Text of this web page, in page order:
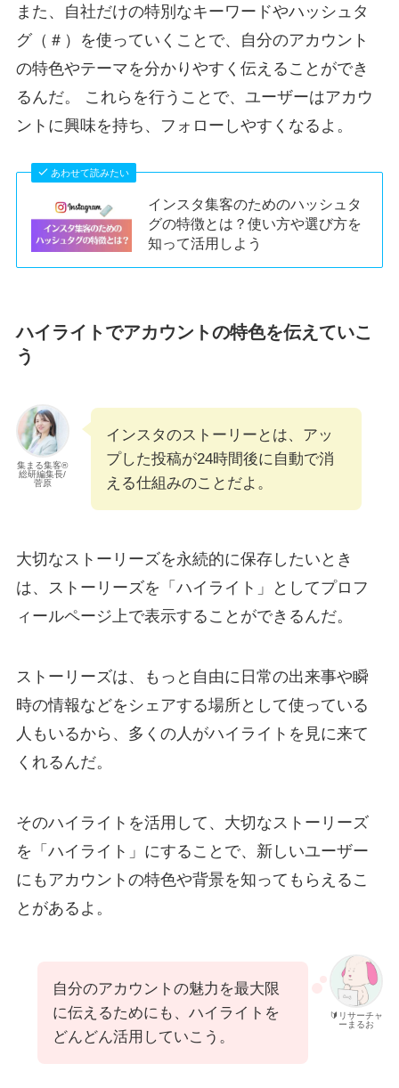
また、自社だけの特別なキーワードやハッシュタ
グ（＃）を使っていくことで、自分のアカウント
の特色やテーマを分かりやすく伝えることができ
るんだ。 これらを行うことで、ユーザーはアカウ
ントに興味を持ち、フォローしやすくなるよ。
あわせて読みたい
インスタ集客のためのハッシュタ
グの特徴とは？使い方や選び方を
知って活用しよう
ハイライトでアカウントの特色を伝えていこ
う
集まる集客®︎
総研編集長/
菅原
インスタのストーリーとは、アッ
プした投稿が24時間後に自動で消
える仕組みのことだよ。
大切なストーリーズを永続的に保存したいとき
は、ストーリーズを「ハイライト」としてプロフ
ィールページ上で表示することができるんだ。
ストーリーズは、もっと自由に日常の出来事や瞬
時の情報などをシェアする場所として使っている
人もいるから、多くの人がハイライトを見に来て
くれるんだ。
そのハイライトを活用して、大切なストーリーズ
を「ハイライト」にすることで、新しいユーザー
にもアカウントの特色や背景を知ってもらえるこ
とがあるよ。
🔰リサーチャ
ーまるお
自分のアカウントの魅力を最大限
に伝えるためにも、ハイライトを
どんどん活用していこう。